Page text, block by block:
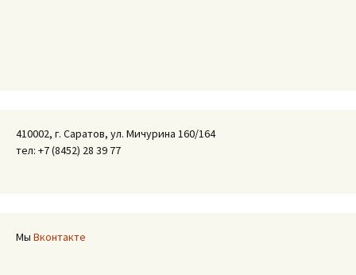
410002, г. Саратов, ул. Мичурина 160/164
тел: +7 (8452) 28 39 77
Мы Вконтакте